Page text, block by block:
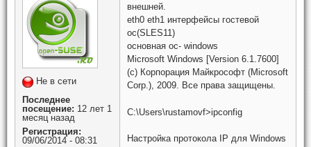
Не в сети
Последнее
посещение: 12 лет 1
месяц назад
Регистрация:
09/06/2014 - 08:31
внешней.
eth0 eth1 интерфейсы гостевой
ос(SLES11)
основная ос- windows
Microsoft Windows [Version 6.1.7600]
(c) Корпорация Майкрософт (Microsoft
Corp.), 2009. Все права защищены.
C:\Users\rustamovf>ipconfig
Настройка протокола IP для Windows